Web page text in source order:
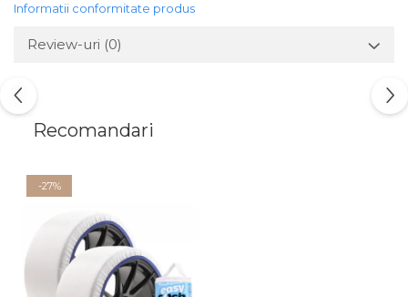
Informatii conformitate produs
Review-uri (0)
Recomandari
-27%